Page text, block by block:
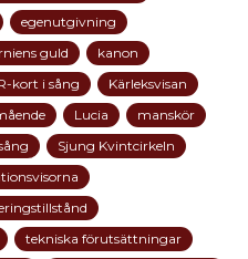
egenutgivning
guld
kanon
kort i sång
Kärleksvisan
Lucia
manskör
Sjung Kvintcirkeln
tekniska förutsättningar